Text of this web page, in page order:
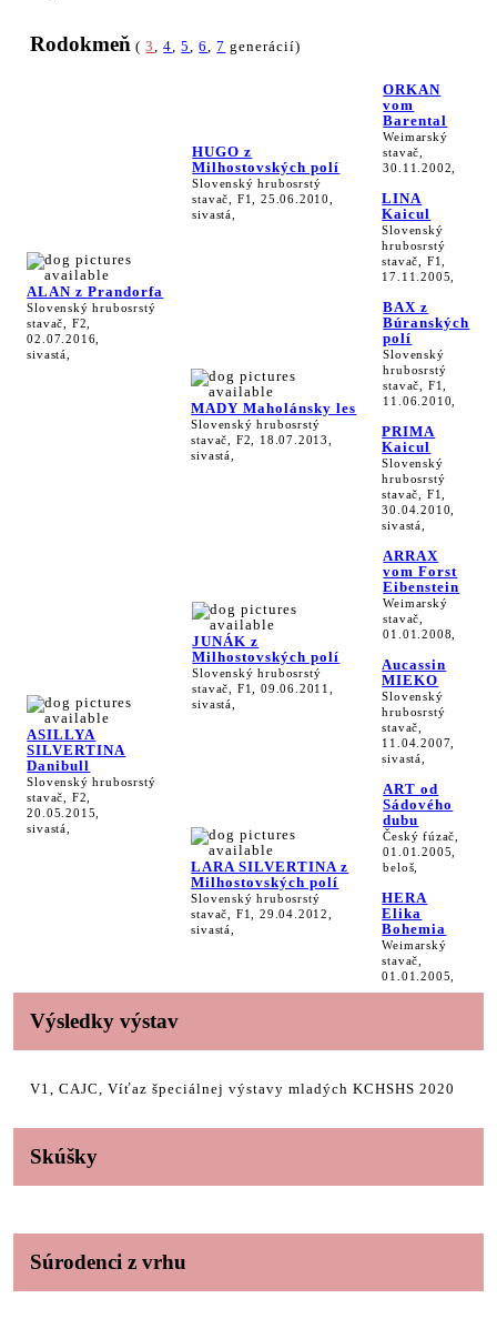
Rodokmeň (3,4,5,6,7 generácií)
ALAN z Prandorfa
Slovenský hrubosrstý
stavač, F2,
02.07.2016,
sivastá,
HUGO z
Milhostovských polí
Slovenský hrubosrstý
stavač, F1, 25.06.2010,
sivastá,
ORKAN
vom
Barental
Weimarský
stavač,
30.11.2002,
LINA
Kaicul
Slovenský
hrubosrstý
stavač, F1,
17.11.2005,
MADY Maholánsky les
Slovenský hrubosrstý
stavač, F2, 18.07.2013,
sivastá,
BAX z
Búranských
polí
Slovenský
hrubosrstý
stavač, F1,
11.06.2010,
PRIMA
Kaicul
Slovenský
hrubosrstý
stavač, F1,
30.04.2010,
sivastá,
ASILLYA
SILVERTINA
Danibull
Slovenský hrubosrstý
stavač, F2,
20.05.2015,
sivastá,
JUNÁK z
Milhostovských polí
Slovenský hrubosrstý
stavač, F1, 09.06.2011,
sivastá,
ARRAX
vom Forst
Eibenstein
Weimarský
stavač,
01.01.2008,
Aucassin
MIEKO
Slovenský
hrubosrstý
stavač,
11.04.2007,
sivastá,
LARA SILVERTINA z
Milhostovských polí
Slovenský hrubosrstý
stavač, F1, 29.04.2012,
sivastá,
ART od
Sádového
dubu
Český fúzač,
01.01.2005,
beloš,
HERA
Elika
Bohemia
Weimarský
stavač,
01.01.2005,
Výsledky výstav
V1, CAJC, Víťaz špeciálnej výstavy mladých KCHSHS 2020
Skúšky
Súrodenci z vrhu